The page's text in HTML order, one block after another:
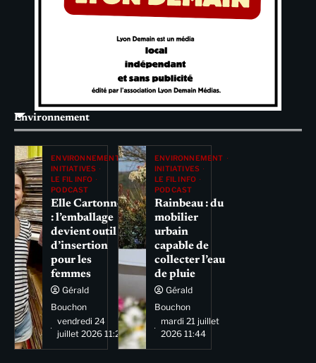
Environnement
ENVIRONNEMENT
INITIATIVES
LE FIL INFO
PODCAST
Elle Cartonne
: l’emballage
devient outil
d’insertion
pour les
femmes
Gérald
Bouchon
vendredi 24
juillet 2026 11:29
ENVIRONNEMENT
INITIATIVES
LE FIL INFO
PODCAST
Rainbeau : du
mobilier
urbain
capable de
collecter l’eau
de pluie
Gérald
Bouchon
mardi 21 juillet
2026 11:44